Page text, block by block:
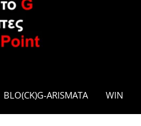
BLO(CK)G-ARISMATA WIN